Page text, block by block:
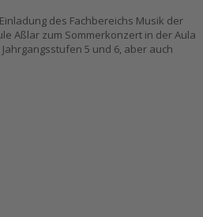
des Fachbereichs Musik der
Aßlar zum Sommerkonzert in der Aula
5 und 6, aber auch